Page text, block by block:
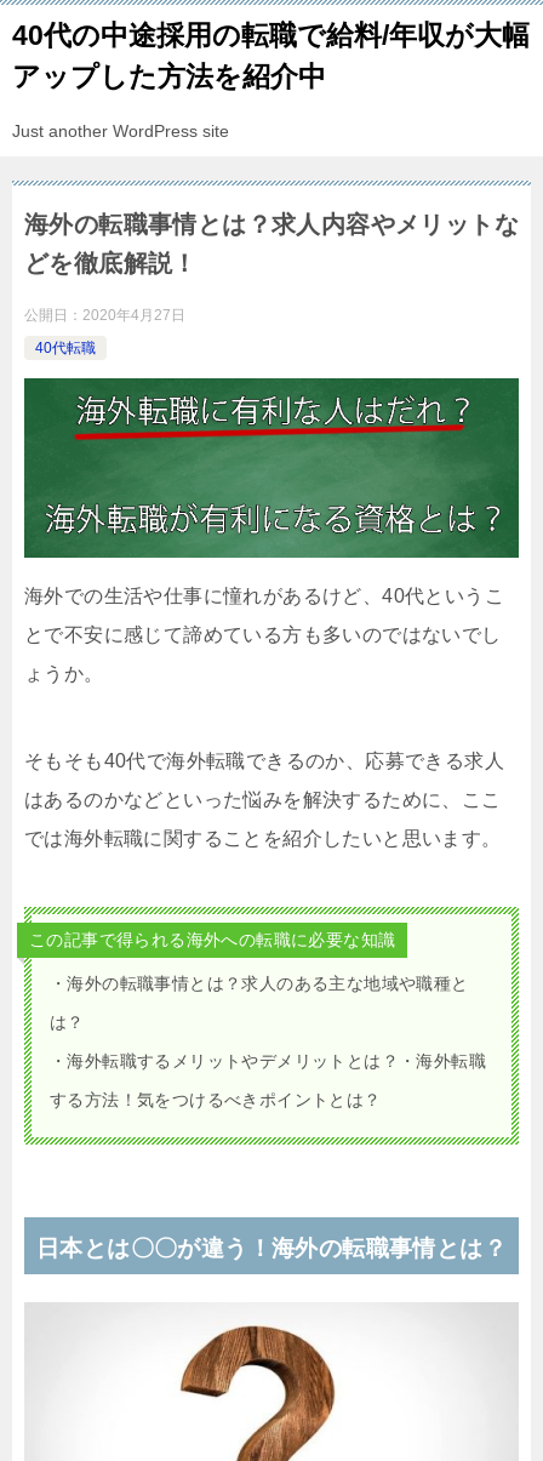
40代の中途採用の転職で給料/年収が大幅
アップした方法を紹介中
Just another WordPress site
海外の転職事情とは？求人内容やメリットな
どを徹底解説！
公開日： 2020年4月27日
40代転職
海外での生活や仕事に憧れがあるけど、40代というこ
とで不安に感じて諦めている方も多いのではないでし
ょうか。
そもそも40代で海外転職できるのか、応募できる求人
はあるのかなどといった悩みを解決するために、ここ
では海外転職に関することを紹介したいと思います。
この記事で得られる海外への転職に必要な知識
・海外の転職事情とは？求人のある主な地域や職種と
は？
・海外転職するメリットやデメリットとは？・海外転職
する方法！気をつけるべきポイントとは？
日本とは〇〇が違う！海外の転職事情とは？